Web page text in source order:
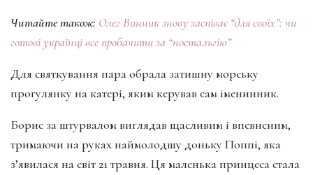
Читайте також: Олег Винник знову заспіває “для своїх”: чи
готові українці все пробачити за “ностальгію”
Для святкування пара обрала затишну морську
прогулянку на катері, яким керував сам іменинник.
Борис за штурвалом виглядав щасливим і впевненим,
тримаючи на руках наймолодшу доньку Поппі, яка
з’явилася на світ 21 травня. Ця маленька принцеса стала